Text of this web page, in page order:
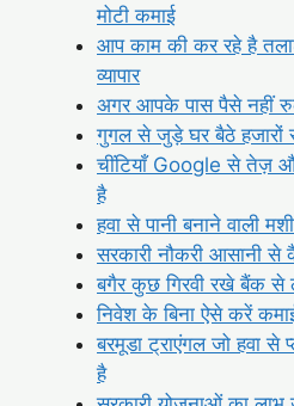
मोटी कमाई
आप काम की कर रहे है
व्यापार
अगर आपके पास पैसे नहीं
गुगल से जुड़े घर बैठे हजारों
चींटियाँ Google से तेज़
है
हवा से पानी बनाने वाली
सरकारी नौकरी आसानी से
बगैर कुछ गिरवी रखे बैंक से
निवेश के बिना ऐसे करें
बरमूडा ट्राएंगल जो हवा
है